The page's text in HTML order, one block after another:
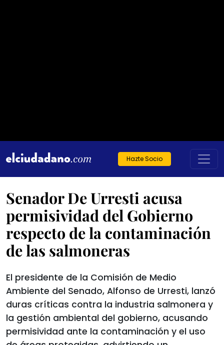
Hazte Socio
Senador De Urresti acusa
permisividad del Gobierno
respecto de la contaminación
de las salmoneras
El presidente de la Comisión de Medio
Ambiente del Senado, Alfonso de Urresti, lanzó
duras críticas contra la industria salmonera y
la gestión ambiental del gobierno, acusando
permisividad ante la contaminación y el uso